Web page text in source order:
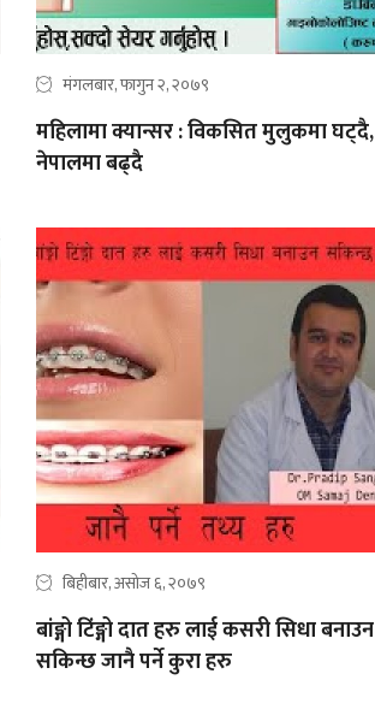
मंगलबार, फागुन २, २०७९
महिलामा क्यान्सर : विकसित मुलुकमा घट्दै,
नेपालमा बढ्दै
बिहीबार, असोज ६, २०७९
बांङ्गो टिंङ्गो दात हरु लाई कसरी सिधा बनाउन
सकिन्छ जानै पर्ने कुरा हरु